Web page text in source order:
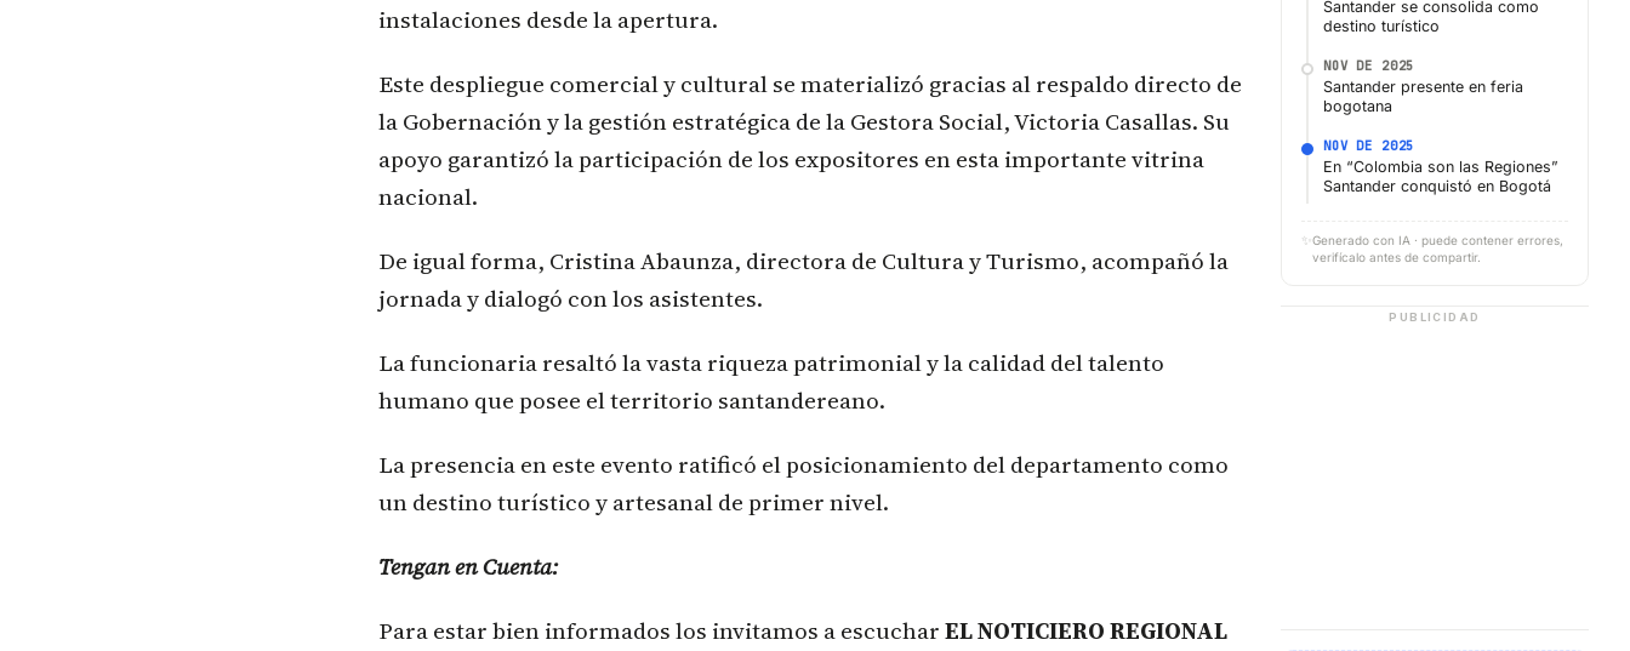
instalaciones desde la apertura.
Este despliegue comercial y cultural se materializó gracias al respaldo directo de
la Gobernación y la gestión estratégica de la Gestora Social, Victoria Casallas. Su
apoyo garantizó la participación de los expositores en esta importante vitrina
nacional.
De igual forma, Cristina Abaunza, directora de Cultura y Turismo, acompañó la
jornada y dialogó con los asistentes.
La funcionaria resaltó la vasta riqueza patrimonial y la calidad del talento
humano que posee el territorio santandereano.
La presencia en este evento ratificó el posicionamiento del departamento como
un destino turístico y artesanal de primer nivel.
Tengan en Cuenta:
Para estar bien informados los invitamos a escucharEL NOTICIERO REGIONAL
Santander se consolida como
destino turístico
NOV DE 2025
Santander presente en feria
bogotana
NOV DE 2025
En “Colombia son las Regiones”
Santander conquistó en Bogotá
✨ Generado con IA · puede contener errores,
verifícalo antes de compartir.
PUBLICIDAD